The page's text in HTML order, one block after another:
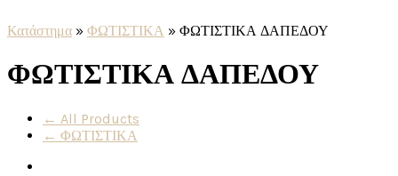
Κατάστημα » ΦΩΤΙΣΤΙΚΑ » ΦΩΤΙΣΤΙΚΑ ΔΑΠΕΔΟΥ
ΦΩΤΙΣΤΙΚΑ ΔΑΠΕΔΟΥ
← All Products
← ΦΩΤΙΣΤΙΚΑ